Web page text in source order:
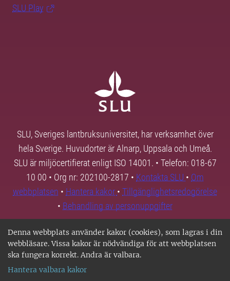
Denna webbplats använder kakor (cookies), som lagras i din
webbläsare. Vissa kakor är nödvändiga för att webbplatsen
ska fungera korrekt. Andra är valbara.
Hantera valbara kakor
SLU Play
SLU, Sveriges lantbruksuniversitet, har verksamhet över
hela Sverige. Huvudorter är Alnarp, Uppsala och Umeå.
SLU är miljöcertifierat enligt ISO 14001. • Telefon: 018-67
10 00 • Org nr: 202100-2817 • Kontakta SLU • Om
webbplatsen • Hantera kakor • Tillgänglighetsredogörelse
• Behandling av personuppgifter